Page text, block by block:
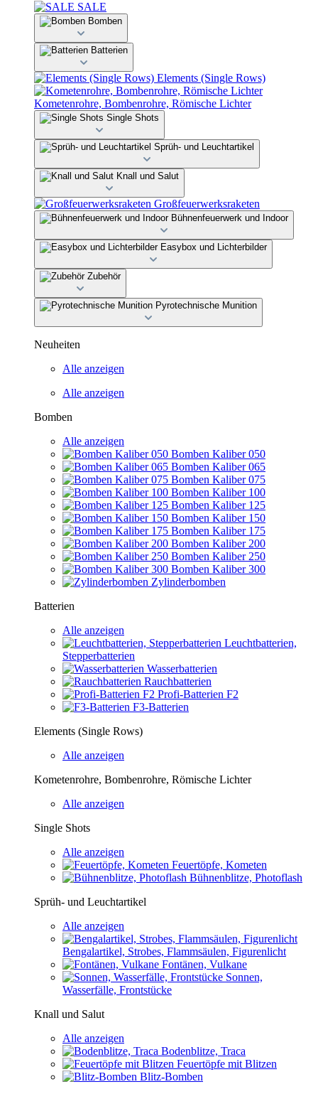
SALE
Bomben
Batterien
Elements (Single Rows)
Kometenrohre, Bombenrohre, Römische Lichter
Single Shots
Sprüh- und Leuchtartikel
Knall und Salut
Großfeuerwerksraketen
Bühnenfeuerwerk und Indoor
Easybox und Lichterbilder
Zubehör
Pyrotechnische Munition
Neuheiten
Alle anzeigen
Alle anzeigen
Bomben
Alle anzeigen
Bomben Kaliber 050
Bomben Kaliber 065
Bomben Kaliber 075
Bomben Kaliber 100
Bomben Kaliber 125
Bomben Kaliber 150
Bomben Kaliber 175
Bomben Kaliber 200
Bomben Kaliber 250
Bomben Kaliber 300
Zylinderbomben
Batterien
Alle anzeigen
Leuchtbatterien,
Stepperbatterien
Wasserbatterien
Rauchbatterien
Profi-Batterien F2
F3-Batterien
Elements (Single Rows)
Alle anzeigen
Kometenrohre, Bombenrohre, Römische Lichter
Alle anzeigen
Single Shots
Alle anzeigen
Feuertöpfe, Kometen
Bühnenblitze, Photoflash
Sprüh- und Leuchtartikel
Alle anzeigen
Bengalartikel, Strobes, Flammsäulen, Figurenlicht
Fontänen, Vulkane
Sonnen,
Wasserfälle, Frontstücke
Knall und Salut
Alle anzeigen
Bodenblitze, Traca
Feuertöpfe mit Blitzen
Blitz-Bomben